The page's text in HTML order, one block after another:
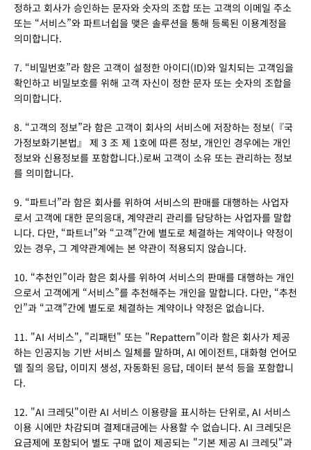
정하고 회사가 승인하는 문자와 숫자의 조합 또는 고객의 이메일 주소
또는 “서비스”와 파트너쉽을 맺은 솔루션을 통해 등록된 이용계정을
의미합니다.
7. “비밀번호”라 함은 고객이 설정한 아이디(ID)와 일치되는 고객임을
확인하고 비밀보호를 위해 고객 자신이 정한 문자 또는 숫자의 조합을
의미합니다.
8. “고객의 정보”라 함은 고객이 회사의 서비스에 저장하는 정보(『국
가정보화기본법』 제 3 조 제 1호에 따른 정보, 개인인 경우에는 개인
정보와 신용정보를 포함합니다.)로써 고객이 소유 또는 관리하는 정보
를 의미합니다.
9. “파트너”라 함은 회사를 위하여 서비스의 판매를 대행하는 사업자
로서 고객에 대한 문의응대, 계약관리 관리를 담당하는 사업자를 말합
니다. 다만, “파트너”와 “고객”간에 별도로 체결하는 계약이나 약정이
있는 경우, 그 계약관계에는 본 약관이 적용되지 않습니다.
10. “추천인”이라 함은 회사를 위하여 서비스의 판매를 대행하는 개인
으로서 고객에게 “서비스”를 추천해주는 개인을 말합니다. 다만, “추천
인”과 “고객”간에 별도로 체결하는 계약이나 약정은 없습니다.
11. "AI 서비스", "리패턴" 또는 "Repattern"이라 함은 회사가 제공
하는 인공지능 기반 서비스 일체를 말하며, AI 에이전트, 대화형 언어모
델 질의 응답, 이미지 생성, 자동화된 응답, 데이터 분석 등을 포함합니
다.
12. "AI 크레딧"이란 AI 서비스 이용량을 표시하는 단위로, AI 서비스
이용 시에만 차감되며 결제대금에는 사용할 수 없습니다. AI 크레딧은
요금제에 포함되어 별도 구매 없이 제공되는 "기본 제공 AI 크레딧"과